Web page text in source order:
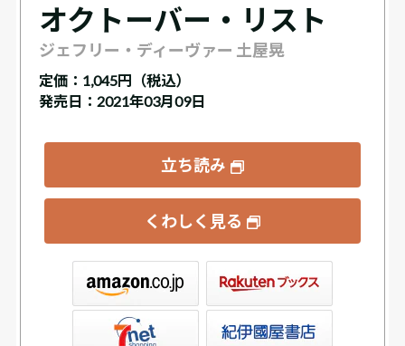
オクトーバー・リスト
ジェフリー・ディーヴァー 土屋晃
定価： 1,045円（税込）
発売日：2021年03月09日
立ち読み
くわしく見る
書店ウェブストア